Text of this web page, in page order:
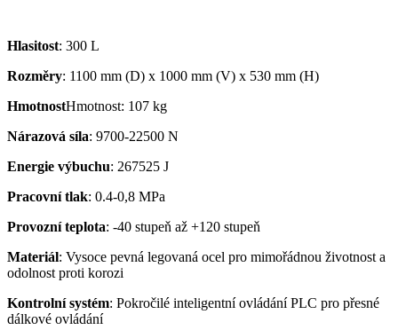
Hlasitost: 300 L
Rozměry: 1100 mm (D) x 1000 mm (V) x 530 mm (H)
HmotnostHmotnost: 107 kg
Nárazová síla: 9700-22500 N
Energie výbuchu: 267525 J
Pracovní tlak: 0.4-0,8 MPa
Provozní teplota: -40 stupeň až +120 stupeň
Materiál: Vysoce pevná legovaná ocel pro mimořádnou životnost a
odolnost proti korozi
Kontrolní systém: Pokročilé inteligentní ovládání PLC pro přesné
dálkové ovládání